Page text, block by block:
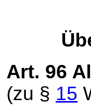
Art. 96
(zu § 15